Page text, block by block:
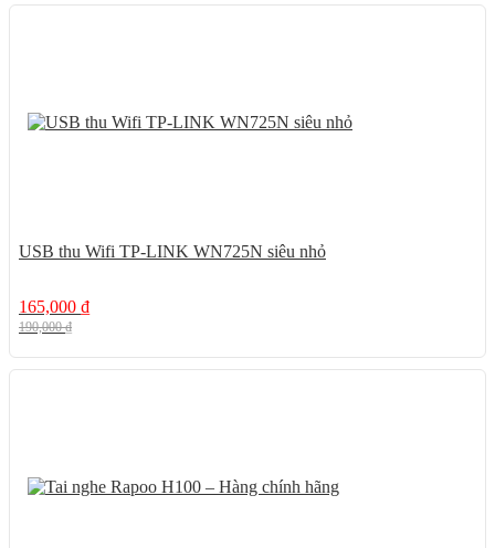
USB thu Wifi TP-LINK WN725N siêu nhỏ
165,000 ₫
190,000₫